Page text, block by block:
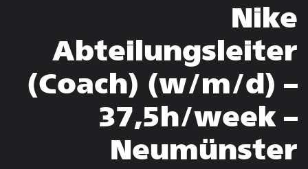
Nike
Abteilungsleiter
(Coach) (w/m/d) –
37,5h/week –
Neumünster